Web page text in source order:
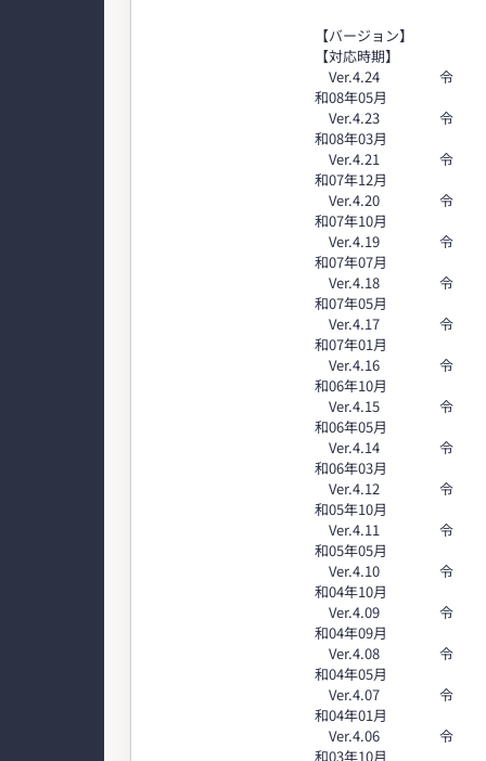
【バージョン】
【対応時期】
Ver.4.24 令
和08年05月
Ver.4.23 令
和08年03月
Ver.4.21 令
和07年12月
Ver.4.20 令
和07年10月
Ver.4.19 令
和07年07月
Ver.4.18 令
和07年05月
Ver.4.17 令
和07年01月
Ver.4.16 令
和06年10月
Ver.4.15 令
和06年05月
Ver.4.14 令
和06年03月
Ver.4.12 令
和05年10月
Ver.4.11 令
和05年05月
Ver.4.10 令
和04年10月
Ver.4.09 令
和04年09月
Ver.4.08 令
和04年05月
Ver.4.07 令
和04年01月
Ver.4.06 令
和03年10月